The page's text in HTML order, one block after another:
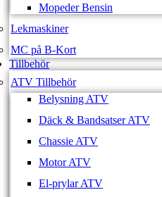
Mopeder Bensin
Lekmaskiner
MC på B-Kort
Tillbehör
ATV Tillbehör
Belysning ATV
Däck & Bandsatser ATV
Chassie ATV
Motor ATV
El-prylar ATV